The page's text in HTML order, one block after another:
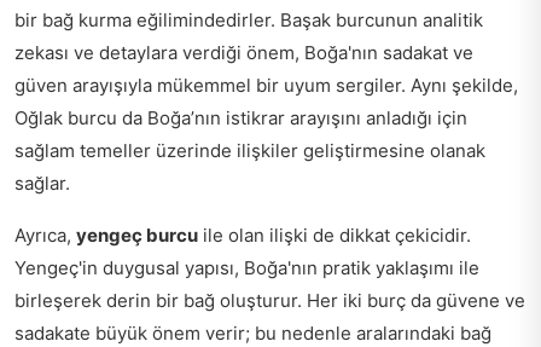
bir bağ kurma eğilimindedirler. Başak burcunun analitik
zekası ve detaylara verdiği önem, Boğa'nın sadakat ve
güven arayışıyla mükemmel bir uyum sergiler. Aynı şekilde,
Oğlak burcu da Boğa’nın istikrar arayışını anladığı için
sağlam temeller üzerinde ilişkiler geliştirmesine olanak
sağlar.
Ayrıca, yengeç burcu ile olan ilişki de dikkat çekicidir.
Yengeç'in duygusal yapısı, Boğa'nın pratik yaklaşımı ile
birleşerek derin bir bağ oluşturur. Her iki burç da güvene ve
sadakate büyük önem verir; bu nedenle aralarındaki bağ